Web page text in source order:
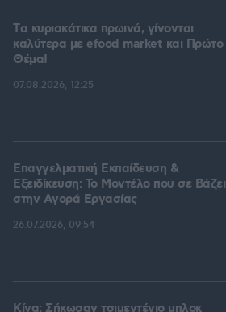
Tα κυριακάτικα πρωινά, γίνονται
καλύτερα με efood market και Πρώτο
Θέμα!
07.08.2026, 12:25
Επαγγελματική Εκπαίδευση &
Εξειδίκευση: Το Mοντέλο που σε Bάζει
στην Aγορά Eργασίας
26.07.2026, 09:54